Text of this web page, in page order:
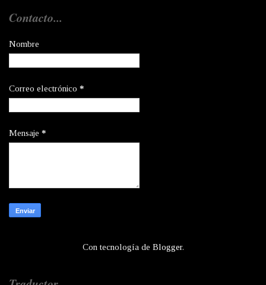
Contacto...
Nombre
Correo electrónico *
Mensaje *
Con tecnología de Blogger.